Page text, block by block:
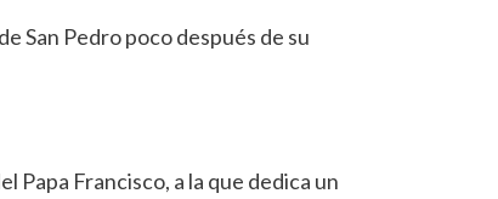
San Pedro poco después de su
Papa Francisco, a la que dedica un